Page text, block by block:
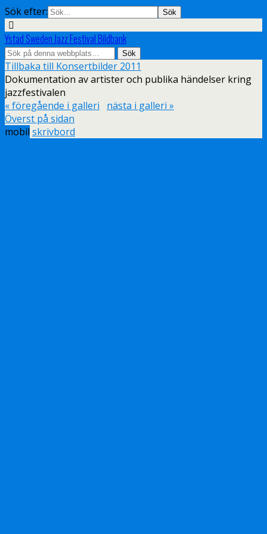
Sök efter:
Ystad Sweden Jazz Festival Bildbank
Tillbaka till Konsertbilder 2011
Dokumentation av artister och publika händelser kring
jazzfestivalen
« föregående i galleri
nästa i galleri »
Överst på sidan
mobil skrivbord